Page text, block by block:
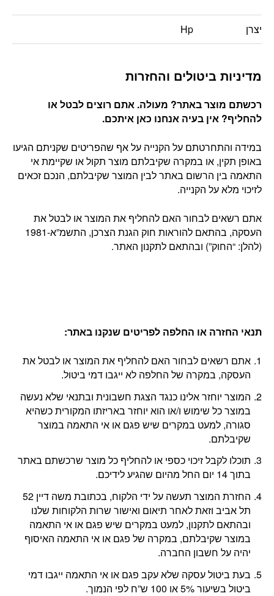
יצרן Hp
מדיניות ביטולים והחזרות
רכשתם מוצר באתר? מעולה. אתם רוצים לבטל או
להחליף? אין בעיה אנחנו כאן איתכם.
במידה והתחרטתם על הקנייה על אף שהפריטים שקניתם הגיעו
באופן תקין, או במקרה שקיבלתם מוצר תקול או שקיימת אי
התאמה בין הרשום באתר לבין המוצר שקיבלתם, הנכם זכאים
לזיכוי מלא על הקנייה.
אתם רשאים לבחור האם להחליף את המוצר או לבטל את
העסקה, בהתאם להוראות חוק הגנת הצרכן, התשמ”א-1981
(להלן: “החוק”) ובהתאם לתקנון האתר.
תנאי החזרה או החלפה לפריטים שנקנו באתר:
אתם רשאים לבחור האם להחליף את המוצר או לבטל את
העסקה, במקרה של החלפה לא ייגבו דמי ביטול.
המוצר יוחזר אלינו כנגד הצגת חשבונית ובתנאי שלא נעשה
במוצר כל שימוש ו/או הוא יוחזר באריזתו המקורית כשהיא
סגורה, למעט במקרים שיש פגם או אי התאמה במוצר
שקיבלתם.
תוכלו לקבל זיכוי כספי או להחליף כל מוצר שרכשתם באתר
בתוך 14 יום החל מהיום שהגיע לידיכם.
החזרת המוצר תעשה על ידי הלקוח, בכתובת משה דיין 52
תל אביב וזאת לאחר תיאום ואישור שרות הלקוחות שלנו
ובהתאם לתקנון, למעט במקרים שיש פגם או אי התאמה
במוצר שקיבלתם, במקרה של פגם או אי התאמה האיסוף
יהיה על חשבון החברה.
בעת ביטול עסקה שלא עקב פגם או אי התאמה ייגבו דמי
ביטול בשיעור 5% או 100 ש”ח לפי הנמוך.